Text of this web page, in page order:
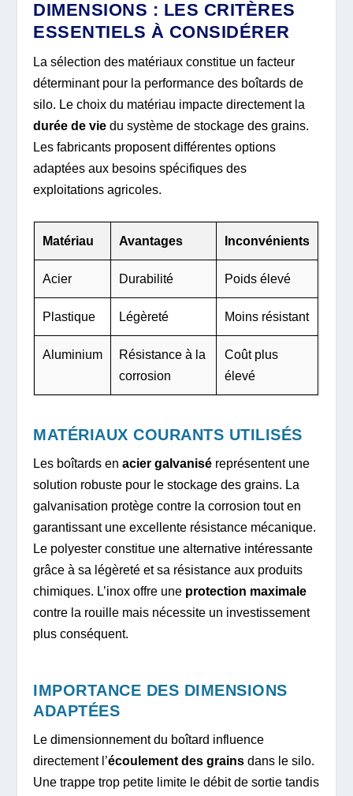
DIMENSIONS : LES CRITÈRES
ESSENTIELS À CONSIDÉRER
La sélection des matériaux constitue un facteur
déterminant pour la performance des boîtards de
silo. Le choix du matériau impacte directement la
durée de vie du système de stockage des grains.
Les fabricants proposent différentes options
adaptées aux besoins spécifiques des
exploitations agricoles.
Matériau Avantages Inconvénients
Acier Durabilité Poids élevé
Plastique Légèreté Moins résistant
Aluminium
Résistance à la
corrosion
Coût plus
élevé
MATÉRIAUX COURANTS UTILISÉS
Les boîtards enacier galvanisé représentent une
solution robuste pour le stockage des grains. La
galvanisation protège contre la corrosion tout en
garantissant une excellente résistance mécanique.
Le polyester constitue une alternative intéressante
grâce à sa légèreté et sa résistance aux produits
chimiques. L’inox offre une protection maximale
contre la rouille mais nécessite un investissement
plus conséquent.
IMPORTANCE DES DIMENSIONS
ADAPTÉES
Le dimensionnement du boîtard influence
directement l’écoulement des grains dans le silo.
Une trappe trop petite limite le débit de sortie tandis